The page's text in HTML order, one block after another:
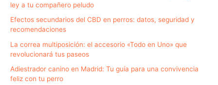
ley a tu compañero peludo
Efectos secundarios del CBD en perros: datos, seguridad y
recomendaciones
La correa multiposición: el accesorio «Todo en Uno» que
revolucionará tus paseos
Adiestrador canino en Madrid: Tu guía para una convivencia
feliz con tu perro